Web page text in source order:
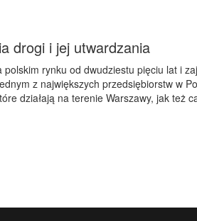
drogi i jej utwardzania
polskim rynku od dwudziestu pięciu lat i
z największych przedsiębiorstw w
działają na terenie Warszawy, jak też